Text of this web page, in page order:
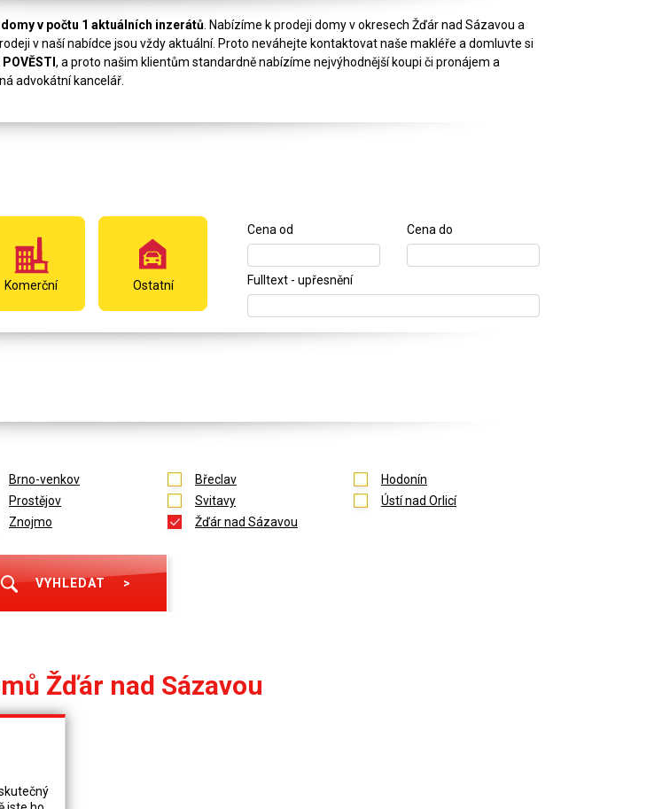
v počtu 1 aktuálních inzerátů . Nabízíme k prodeji domy v okresech Žďár nad Sázavou a
v naší nabídce jsou vždy aktuální. Proto neváhejte kontaktovat naše makléře a domluvte si
, a proto našim klientům standardně nabízíme nejvýhodnější koupi či pronájem a
advokátní kancelář.
Komerční Ostatní
Cena od Cena do
Fulltext - upřesnění
Brno-venkov Břeclav
Hodonín
Prostějov Svitavy
Ústí nad Orlicí
Znojmo Žďár nad Sázavou
VYHLEDAT >
Žďár nad Sázavou